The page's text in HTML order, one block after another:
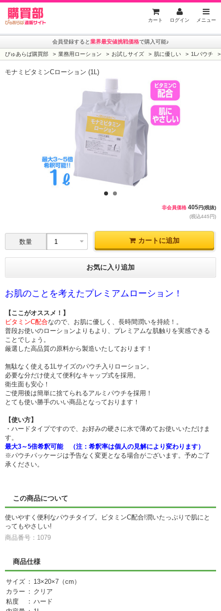
カート ログイン メニュー
会員登録すると業界最安値挑戦価格で購入可能♪
ぴゅあらば購買部 業務用ローション お試しサイズ 肌に優しい 1Lパウチ
モナミビタミンCローション (1L)
非会員価格 405円(税抜)
(税込445円)
数量 カートに追加
お気に入り追加
お肌のことを考えたプレミアムローション！
【ここがオススメ！】
ビタミンC配合なので、お肌に優しく、長時間潤いを持続！。
普段お使いのローションよりもより、プレミアムな肌触りを実感できる
ことでしょう。
厳選した高品質の原料から製造いたしております！
無駄なく使える1Lサイズのパウチ入りローション。
必要な分だけ使えて便利なキャップ式を採用。
衛生面も安心！
ご使用後は簡単に捨てられるアルミパウチを採用！
とても使い勝手のいい商品となっております！
【使い方】
・ハードタイプですので、お好みの硬さに水で薄めてお使いいただけま
す。
最大3～5倍希釈可能 （注：希釈率は個人の見解により変わります）
※パウチパッケージは予告なく変更となる場合がございます。予めご了
承ください。
この商品について
使いやすく便利なパウチタイプ。ビタミンC配合!潤いたっぷりで肌にと
ってもやさしい!
商品番号：1079
商品仕様
サイズ ： 13×20×7（cm）
カラー ： クリア
粘度
： ハード